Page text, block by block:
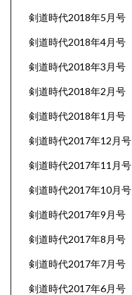
剣道時代2018年5月号
剣道時代2018年4月号
剣道時代2018年3月号
剣道時代2018年2月号
剣道時代2018年1月号
剣道時代2017年12月号
剣道時代2017年11月号
剣道時代2017年10月号
剣道時代2017年9月号
剣道時代2017年8月号
剣道時代2017年7月号
剣道時代2017年6月号